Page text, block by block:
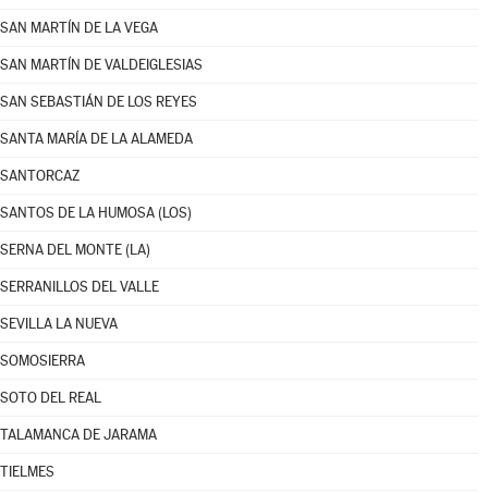
SAN MARTÍN DE LA VEGA
SAN MARTÍN DE VALDEIGLESIAS
SAN SEBASTIÁN DE LOS REYES
SANTA MARÍA DE LA ALAMEDA
SANTORCAZ
SANTOS DE LA HUMOSA (LOS)
SERNA DEL MONTE (LA)
SERRANILLOS DEL VALLE
SEVILLA LA NUEVA
SOMOSIERRA
SOTO DEL REAL
TALAMANCA DE JARAMA
TIELMES